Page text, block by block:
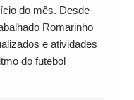
do mês. Desde
Romarinho
e atividades
do futebol